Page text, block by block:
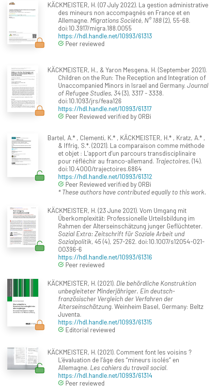
KÄCKMEISTER, H. (07 July 2022). La gestion administrative
des mineurs non accompagnés en France et en
Allemagne. Migrations Société, N° 188(2), 55-68.
doi:10.3917/migra.188.0055
https://hdl.handle.net/10993/61313
Peer reviewed
KÄCKMEISTER, H., & Yaron Mesgena, H. (September 2021).
Children on the Run: The Reception and Integration of
Unaccompanied Minors in Israel and Germany. Journal
of Refugee Studies, 34(3), 3317 - 3338.
doi:10.1093/jrs/feaa126
https://hdl.handle.net/10993/61317
Peer Reviewed verified by ORBi
Bartel, A.* , Clementi, K.* , KÄCKMEISTER, H.* , Kratz, A.* ,
& Iffrig, S.*. (2021). La comparaison comme méthode
et objet : L’apport d’un parcours transdisciplinaire
pour réfléchir au franco-allemand. Trajectoires, (14).
doi:10.4000/trajectoires.6864
https://hdl.handle.net/10993/61312
Peer Reviewed verified by ORBi
* These authors have contributed equally to this work.
KÄCKMEISTER, H. (23 June 2021). Vom Umgang mit
Überkomplexität: Professionelle Urteilsbildung im
Rahmen der Alterseinschätzung junger Geflüchteter.
Sozial Extra: Zeitschrift für Soziale Arbeit und
Sozialpolitik, 45(4), 257-262. doi:10.1007/s12054-021-
00396-6
https://hdl.handle.net/10993/61316
Peer reviewed
KÄCKMEISTER, H. (2021). Die behördliche Konstruktion
unbegleiteter Minderjähriger. Ein deutsch-
französischer Vergleich der Verfahren der
Alterseinschätzung. Weinheim Basel, Germany: Beltz
Juventa.
https://hdl.handle.net/10993/61315
Editorial reviewed
KÄCKMEISTER, H. (2021). Comment font les voisins ?
L’évaluation de l’âge des “mineurs isolés” en
Allemagne. Les cahiers du travail social.
https://hdl.handle.net/10993/61314
Peer reviewed